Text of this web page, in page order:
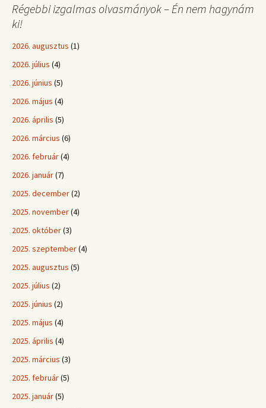
Régebbi izgalmas olvasmányok – Én nem hagynám
ki!
2026. augusztus (1)
2026. július (4)
2026. június (5)
2026. május (4)
2026. április (5)
2026. március (6)
2026. február(4)
2026. január(7)
2025. december(2)
2025. november(4)
2025. október(3)
2025. szeptember(4)
2025. augusztus (5)
2025. július (2)
2025. június (2)
2025. május (4)
2025. április (4)
2025. március (3)
2025. február(5)
2025. január(5)